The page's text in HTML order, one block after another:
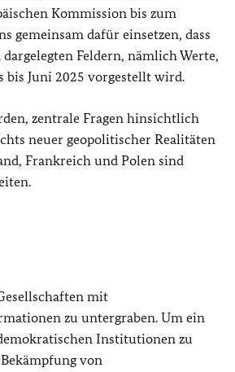
Kommission bis zum
gemeinsam dafür einsetzen, dass
Feldern, nämlich Werte,
bis Juni 2025 vorgestellt wird.
zentrale Fragen hinsichtlich
neuer geopolitischer Realitäten
Frankreich und Polen sind
mit
zu untergraben. Um ein
Institutionen zu
von